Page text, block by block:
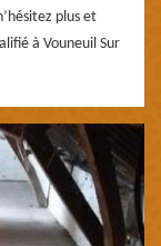
plus et
à Vouneuil Sur